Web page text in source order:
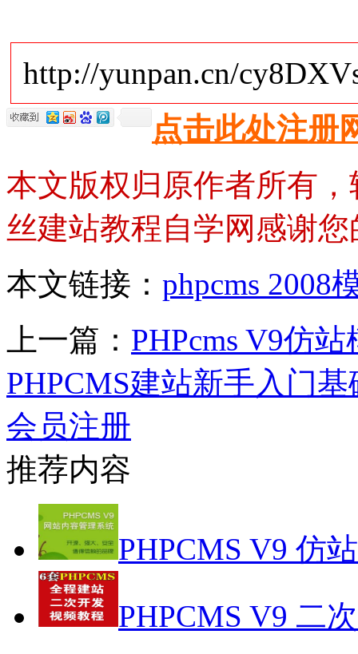
http://yunpan.cn/
点击此处注册
本文版权归原作者所有
丝建站教程自学网感谢
本文链接： phpcms 2008
上一篇： PHPcms V9仿
PHPCMS建站新手入门
会员注册
推荐内容
PHPCMS V9 仿
PHPCMS V9 二